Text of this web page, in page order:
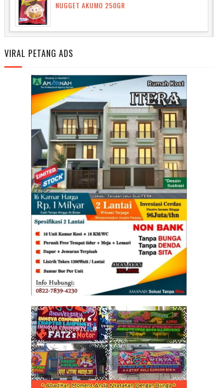
NUGGET AKUMO 250GR
VIRAL PETANG ADS